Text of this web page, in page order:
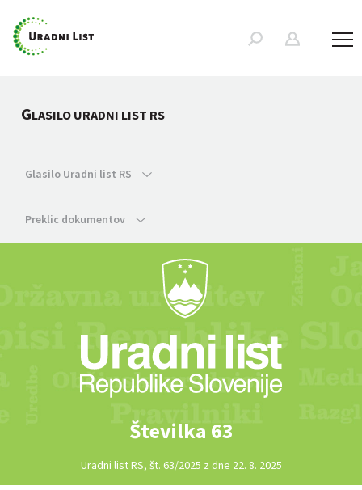
GLASILO URADNI LIST RS
Glasilo Uradni list RS
Preklic dokumentov
Številka 63
Uradni list RS, št. 63/2025 z dne 22. 8. 2025